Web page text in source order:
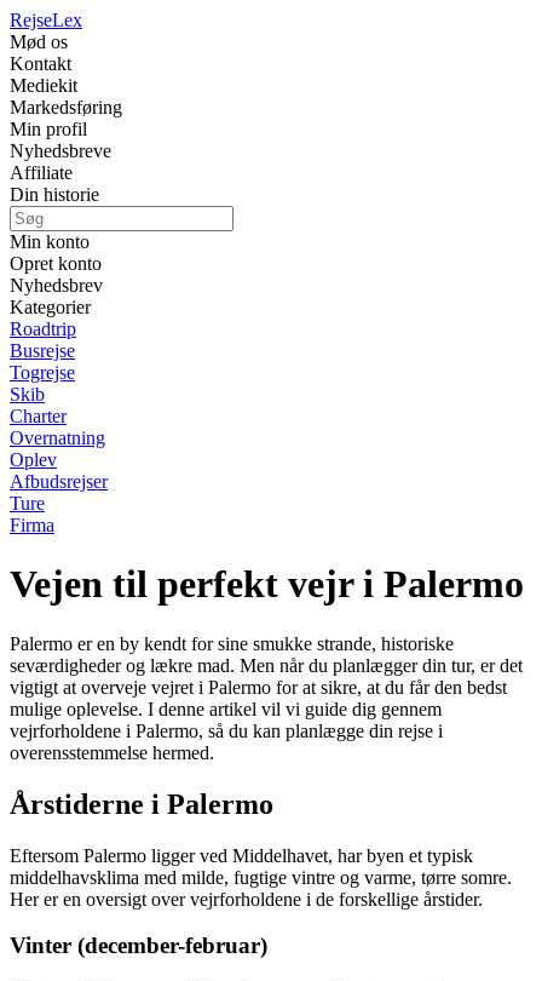
RejseLex
Mød os
Kontakt
Mediekit
Markedsføring
Min profil
Nyhedsbreve
Affiliate
Din historie
Min konto
Opret konto
Nyhedsbrev
Kategorier
Roadtrip
Busrejse
Togrejse
Skib
Charter
Overnatning
Oplev
Afbudsrejser
Ture
Firma
Vejen til perfekt vejr i Palermo
Palermo er en by kendt for sine smukke strande, historiske
seværdigheder og lækre mad. Men når du planlægger din tur, er det
vigtigt at overveje vejret i Palermo for at sikre, at du får den bedst
mulige oplevelse. I denne artikel vil vi guide dig gennem
vejrforholdene i Palermo, så du kan planlægge din rejse i
overensstemmelse hermed.
Årstiderne i Palermo
Eftersom Palermo ligger ved Middelhavet, har byen et typisk
middelhavsklima med milde, fugtige vintre og varme, tørre somre.
Her er en oversigt over vejrforholdene i de forskellige årstider.
Vinter (december-februar)